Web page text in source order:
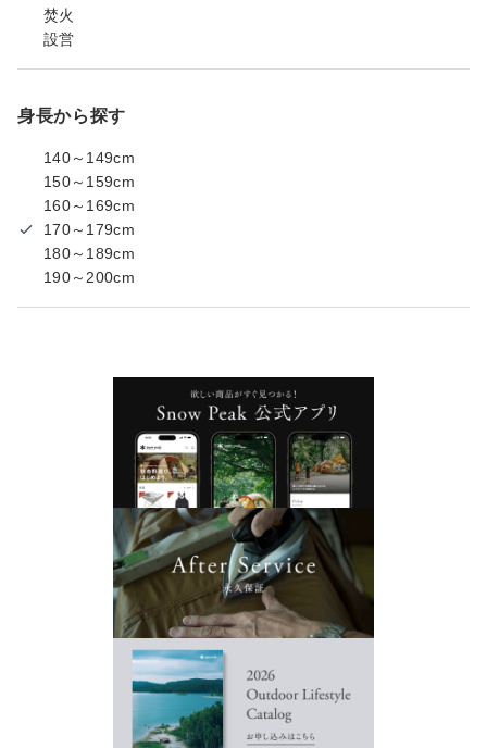
焚火
設営
身長から探す
140～149cm
150～159cm
160～169cm
170～179cm
180～189cm
190～200cm